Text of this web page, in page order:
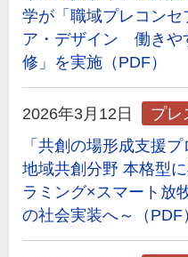
学が「職域プレコンセ
ア・デザイン 働きや
修」を実施（PDF）
2026年3月12日
プレ
「共創の場形成支援
地域共創分野 本格型
ラミング×スマート放
の社会実装へ～（PDF